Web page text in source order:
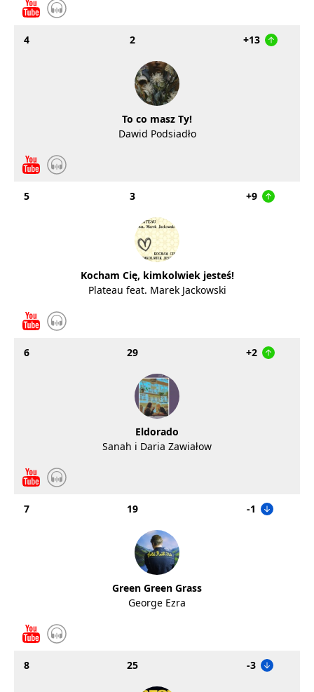
4 2 +13
To co masz Ty!
Dawid Podsiadło
5 3 +9
Kocham Cię, kimkolwiek jesteś!
Plateau feat. Marek Jackowski
6 29 +2
Eldorado
Sanah i Daria Zawiałow
7 19 -1
Green Green Grass
George Ezra
8 25 -3